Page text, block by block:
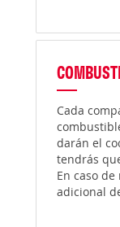
Cada
darán el
tendrás
En caso
adicional